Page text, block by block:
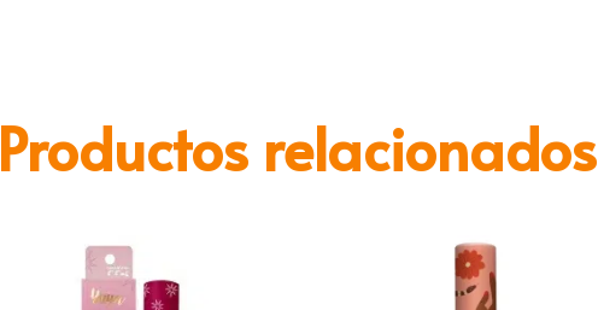
Productos relacionados